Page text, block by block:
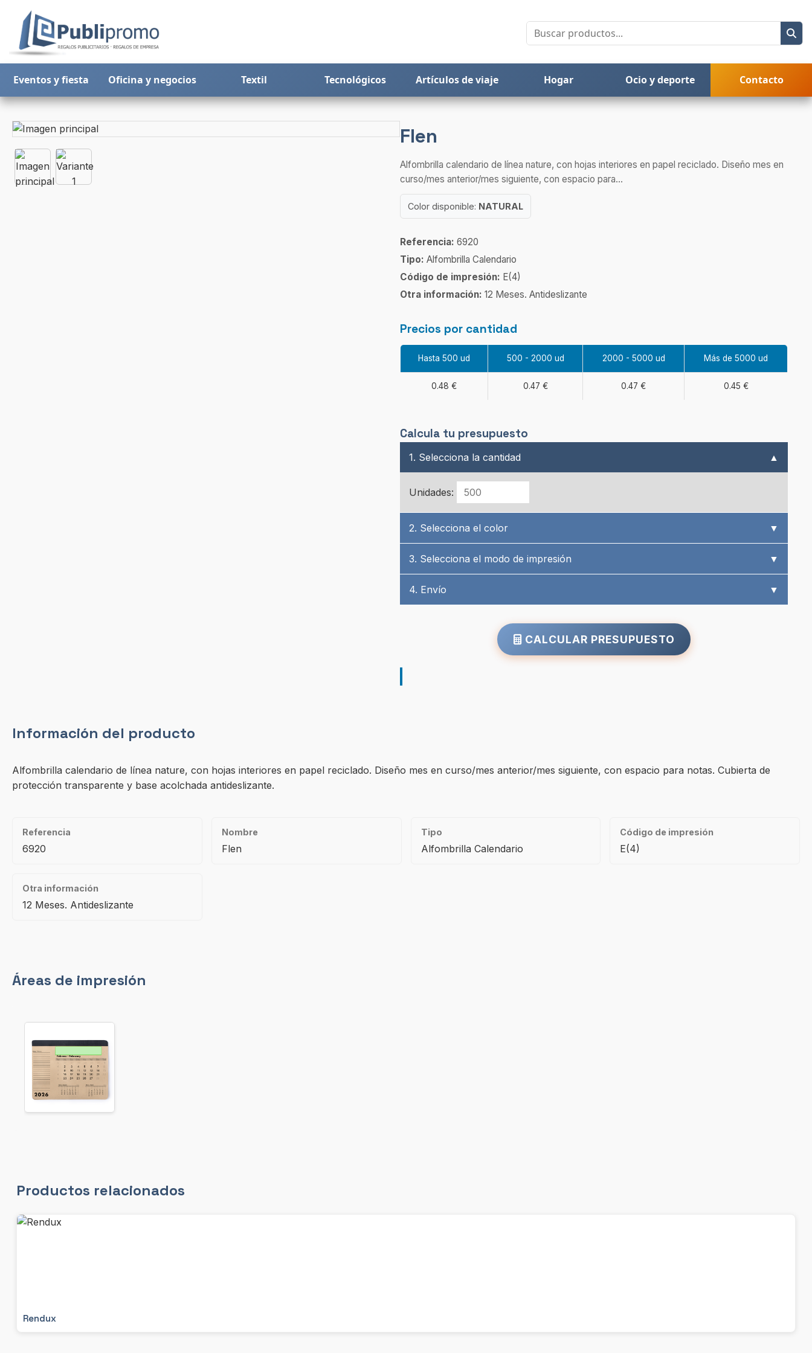
Eventos y fiesta Oficina y negocios Textil Tecnológicos Artículos de viaje Hogar Ocio y deporte Contacto
Flen
Alfombrilla calendario de línea nature, con hojas interiores en papel reciclado. Diseño mes en
curso/mes anterior/mes siguiente, con espacio para...
Color disponible: NATURAL
Referencia: 6920
Tipo: Alfombrilla Calendario
Código de impresión: E(4)
Otra información: 12 Meses. Antideslizante
Precios por cantidad
Hasta 500 ud 500 - 2000 ud 2000 - 5000 ud Más de 5000 ud
0.48 € 0.47 € 0.47 € 0.45 €
Calcula tu presupuesto
1. Selecciona la cantidad ▲
Unidades:
2. Selecciona el color ▼
3. Selecciona el modo de impresión ▼
4. Envío ▼
CALCULAR PRESUPUESTO
Información del producto
Alfombrilla calendario de línea nature, con hojas interiores en papel reciclado. Diseño mes en curso/mes anterior/mes siguiente, con espacio para notas. Cubierta de
protección transparente y base acolchada antideslizante.
Referencia
6920
Nombre
Flen
Tipo
Alfombrilla Calendario
Código de impresión
E(4)
Otra información
12 Meses. Antideslizante
Áreas de impresión
Productos relacionados
Rendux